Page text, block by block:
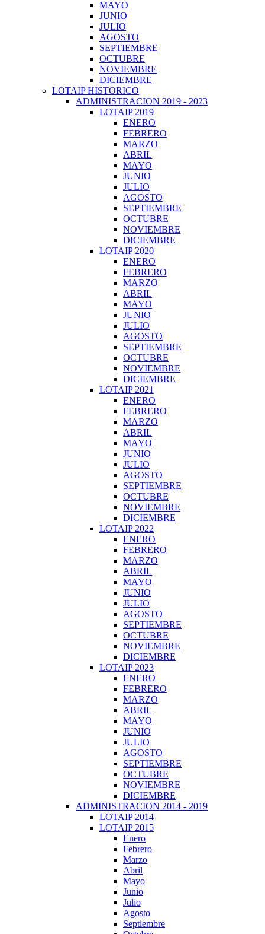
MAYO
JUNIO
JULIO
AGOSTO
SEPTIEMBRE
OCTUBRE
NOVIEMBRE
DICIEMBRE
LOTAIP HISTORICO
ADMINISTRACION 2019 - 2023
LOTAIP 2019
ENERO
FEBRERO
MARZO
ABRIL
MAYO
JUNIO
JULIO
AGOSTO
SEPTIEMBRE
OCTUBRE
NOVIEMBRE
DICIEMBRE
LOTAIP 2020
ENERO
FEBRERO
MARZO
ABRIL
MAYO
JUNIO
JULIO
AGOSTO
SEPTIEMBRE
OCTUBRE
NOVIEMBRE
DICIEMBRE
LOTAIP 2021
ENERO
FEBRERO
MARZO
ABRIL
MAYO
JUNIO
JULIO
AGOSTO
SEPTIEMBRE
OCTUBRE
NOVIEMBRE
DICIEMBRE
LOTAIP 2022
ENERO
FEBRERO
MARZO
ABRIL
MAYO
JUNIO
JULIO
AGOSTO
SEPTIEMBRE
OCTUBRE
NOVIEMBRE
DICIEMBRE
LOTAIP 2023
ENERO
FEBRERO
MARZO
ABRIL
MAYO
JUNIO
JULIO
AGOSTO
SEPTIEMBRE
OCTUBRE
NOVIEMBRE
DICIEMBRE
ADMINISTRACION 2014 - 2019
LOTAIP 2014
LOTAIP 2015
Enero
Febrero
Marzo
Abril
Mayo
Junio
Julio
Agosto
Septiembre